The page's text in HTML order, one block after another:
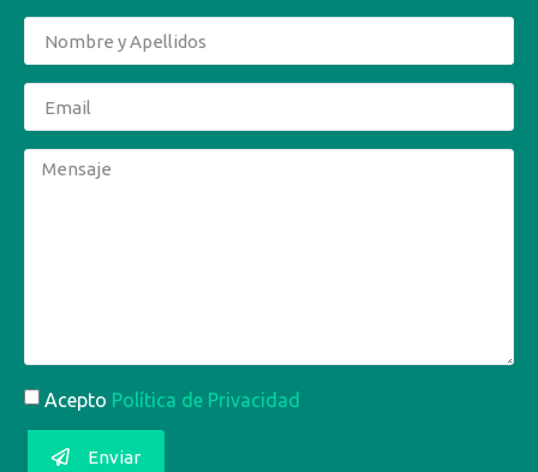
Acepto Política de Privacidad
Enviar